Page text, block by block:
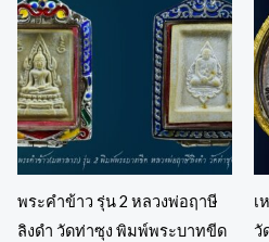
พระคำข้าว รุ่น 2 หลวงพ่อฤาษี
ลิงดำ วัดท่าซุง พิมพ์พระบาทขีด
เ
วั